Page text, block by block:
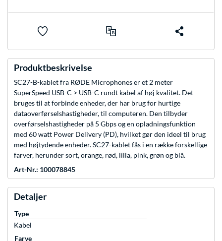
Produktbeskrivelse
SC27-B-kablet fra RØDE Microphones er et 2 meter
SuperSpeed USB-C > USB-C rundt kabel af høj kvalitet. Det
bruges til at forbinde enheder, der har brug for hurtige
dataoverførselshastigheder, til computeren. Den tilbyder
overførselshastigheder på 5 Gbps og en opladningsfunktion
med 60 watt Power Delivery (PD), hvilket gør den ideel til brug
med højtydende enheder. SC27-kablet fås i en række forskellige
farver, herunder sort, orange, rød, lilla, pink, grøn og blå.
Art-Nr.: 100078845
Detaljer
Type
Kabel
Farve